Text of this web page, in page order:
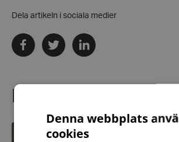
Dela artikeln i sociala medier
Dela
via
facebook
Dela
via
twitter
Dela
via
linkedin
Valfrågor
Denna webbplats
cookies